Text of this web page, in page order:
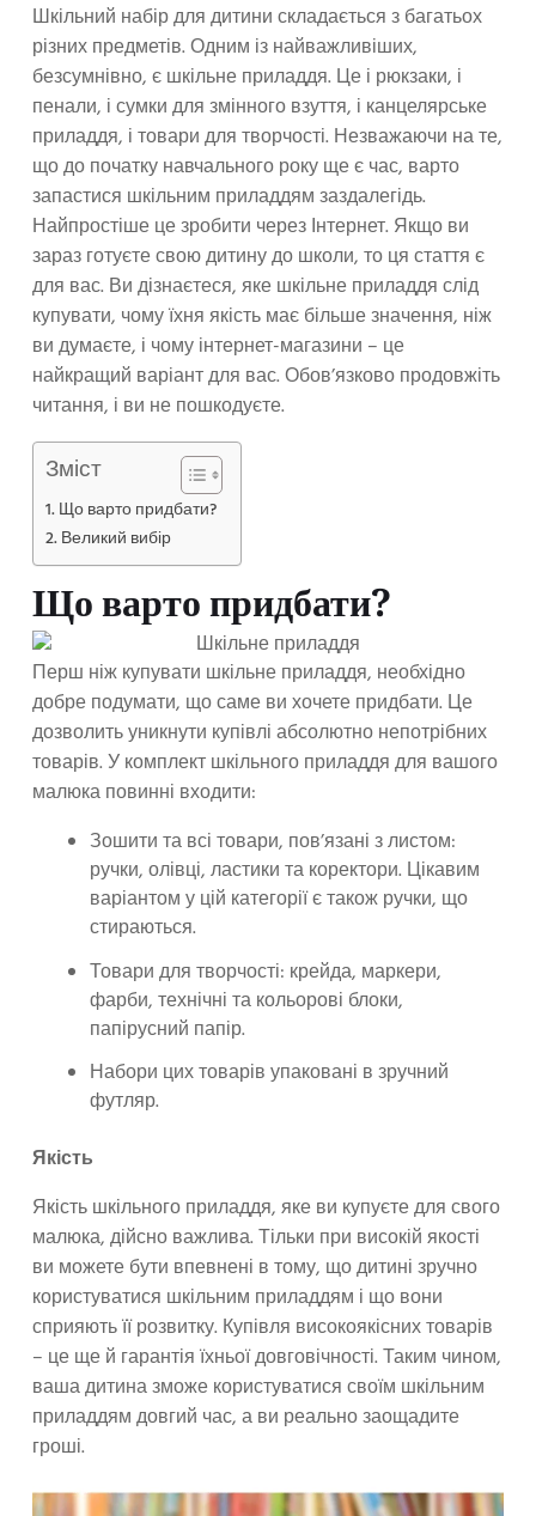
Шкільний набір для дитини складається з багатьох
різних предметів. Одним із найважливіших,
безсумнівно, є шкільне приладдя. Це і рюкзаки, і
пенали, і сумки для змінного взуття, і канцелярське
приладдя, і товари для творчості. Незважаючи на те,
що до початку навчального року ще є час, варто
запастися шкільним приладдям заздалегідь.
Найпростіше це зробити через Інтернет. Якщо ви
зараз готуєте свою дитину до школи, то ця стаття є
для вас. Ви дізнаєтеся, яке шкільне приладдя слід
купувати, чому їхня якість має більше значення, ніж
ви думаєте, і чому інтернет-магазини – це
найкращий варіант для вас. Обов’язково продовжіть
читання, і ви не пошкодуєте.
Зміст
Що варто придбати?
Великий вибір
Що варто придбати?
Перш ніж купувати шкільне приладдя, необхідно
добре подумати, що саме ви хочете придбати. Це
дозволить уникнути купівлі абсолютно непотрібних
товарів. У комплект шкільного приладдя для вашого
малюка повинні входити:
Зошити та всі товари, пов’язані з листом:
ручки, олівці, ластики та коректори. Цікавим
варіантом у цій категорії є також ручки, що
стираються.
Товари для творчості: крейда, маркери,
фарби, технічні та кольорові блоки,
папірусний папір.
Набори цих товарів упаковані в зручний
футляр.
Якість
Якість шкільного приладдя, яке ви купуєте для свого
малюка, дійсно важлива. Тільки при високій якості
ви можете бути впевнені в тому, що дитині зручно
користуватися шкільним приладдям і що вони
сприяють її розвитку. Купівля високоякісних товарів
– це ще й гарантія їхньої довговічності. Таким чином,
ваша дитина зможе користуватися своїм шкільним
приладдям довгий час, а ви реально заощадите
гроші.